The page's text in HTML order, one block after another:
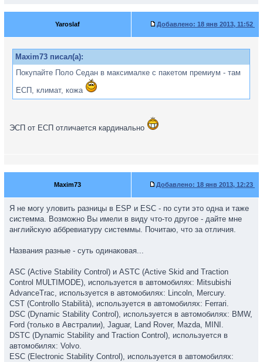
Yaroslaf Добавлено: 18 янв 2013, 11:52
Maxim73 писал(а):
Покупайте Поло Седан в максималке с пакетом премиум - там
ЕСП, климат, кожа
ЭСП от ЕСП отличается кардинально
Maxim73 Добавлено: 18 янв 2013, 12:23
Я не могу уловить разницы в ESP и ESC - по сути это одна и таже
системма. Возможно Вы имели в виду что-то другое - дайте мне
английскую аббревиатуру системмы. Почитаю, что за отличия.
Названия разные - суть одинаковая...
ASC (Active Stability Control) и ASTC (Active Skid and Traction
Control MULTIMODE), используется в автомобилях: Mitsubishi
AdvanceTrac, используется в автомобилях: Lincoln, Mercury.
CST (Controllo Stabilità), используется в автомобилях: Ferrari.
DSC (Dynamic Stability Control), используется в автомобилях: BMW,
Ford (только в Австралии), Jaguar, Land Rover, Mazda, MINI.
DSTC (Dynamic Stability and Traction Control), используется в
автомобилях: Volvo.
ESC (Electronic Stability Control), используется в автомобилях: